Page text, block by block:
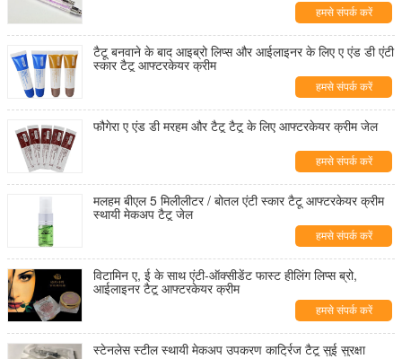
हमसे संपर्क करें
टैटू बनवाने के बाद आइब्रो लिप्स और आईलाइनर के लिए ए एंड डी एंटी
स्कार टैटू आफ्टरकेयर क्रीम
हमसे संपर्क करें
फौगेरा ए एंड डी मरहम और टैटू टैटू के लिए आफ्टरकेयर क्रीम जेल
हमसे संपर्क करें
मलहम बीएल 5 मिलीलीटर / बोतल एंटी स्कार टैटू आफ्टरकेयर क्रीम
स्थायी मेकअप टैटू जेल
हमसे संपर्क करें
विटामिन ए, ई के साथ एंटी-ऑक्सीडेंट फास्ट हीलिंग लिप्स ब्रो,
आईलाइनर टैटू आफ्टरकेयर क्रीम
हमसे संपर्क करें
स्टेनलेस स्टील स्थायी मेकअप उपकरण कार्ट्रिज टैटू सुई सुरक्षा